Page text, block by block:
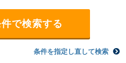
条件を指定し直して検索